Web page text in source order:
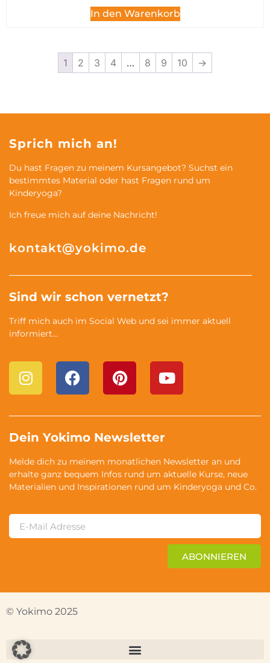
In den Warenkorb
1 2 3 4 … 8 9 10 →
Sprich mich an!
Du hast Fragen zu meinem Kursangebot? Suchst ein
bestimmtes Material oder hast Fragen rund um
Kinderyoga?
Ich freue mich auf deine Nachricht!
kontakt@yokimo.de
Sind wir schon vernetzt?
Triff mich auch im Social Web und sei immer aktuell
informiert…
Dein Yokimo Newsletter
Melde dich zu meinem monatlichen Newsletter an und
erhalte ganz bequem Infos rund um aktuelle Kurse, neue
Materialien und Inspirationen rund um Kinderyoga und Co.
ABONNIEREN
© Yokimo 2025